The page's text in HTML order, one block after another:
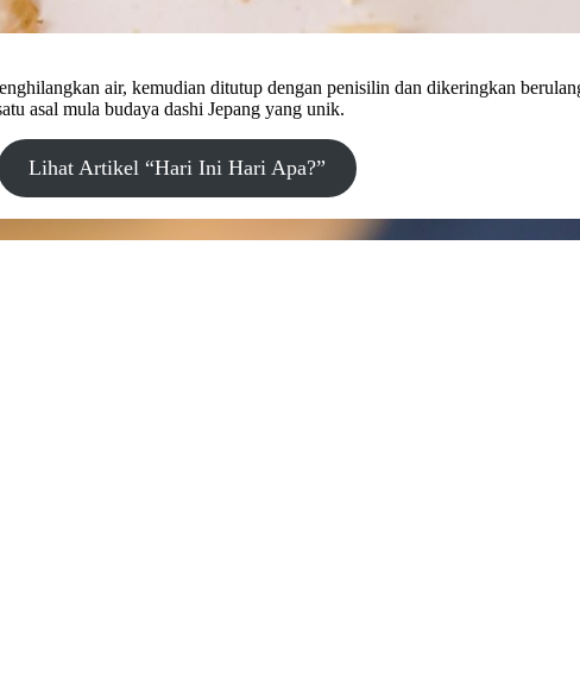
air, kemudian ditutup dengan penisilin dan dikeringkan
asal mula budaya dashi Jepang yang unik.
Lihat Artikel “Hari Ini Hari Apa?”